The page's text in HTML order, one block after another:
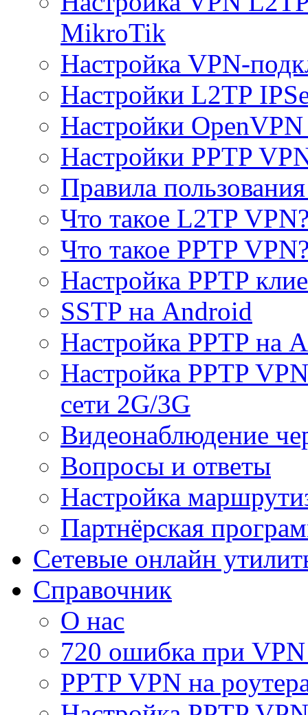
MikroTik
Настройка VPN-
Настройки L2TP
Настройки
Настройки PPTP
Правила
Что такое L2TP
Что такое PPTP
Настройка PPTP
SSTP на Android
Настройка PPTP на
Настройка PPTP
сети 2G/3G
Видеонаблюдение
Вопросы и ответы
Настройка
Партнёрская
Сетевые онлайн
Справочник
О нас
720 ошибка при
PPTP VPN на